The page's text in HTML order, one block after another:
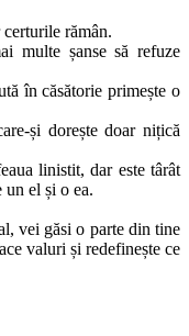
rămân.
multe șanse să refuze
în căsătorie primește o
și dorește doar nițică
linistit, dar este târât
el și o ea.
vei găsi o parte din tine
valuri și redefinește ce